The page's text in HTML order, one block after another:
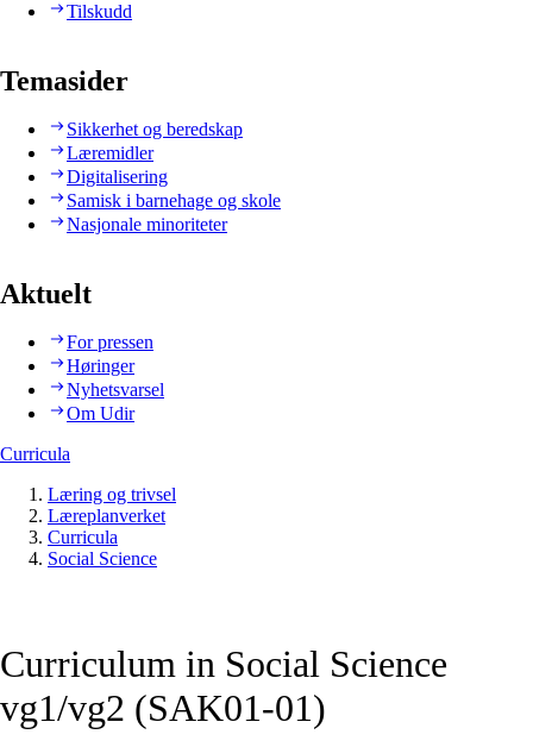
Tilskudd
Temasider
Sikkerhet og beredskap
Læremidler
Digitalisering
Samisk i barnehage og skole
Nasjonale minoriteter
Aktuelt
For pressen
Høringer
Nyhetsvarsel
Om Udir
Curricula
Læring og trivsel
Læreplanverket
Curricula
Social Science
Curriculum in Social Science
vg1/vg2 (SAK01‑01)